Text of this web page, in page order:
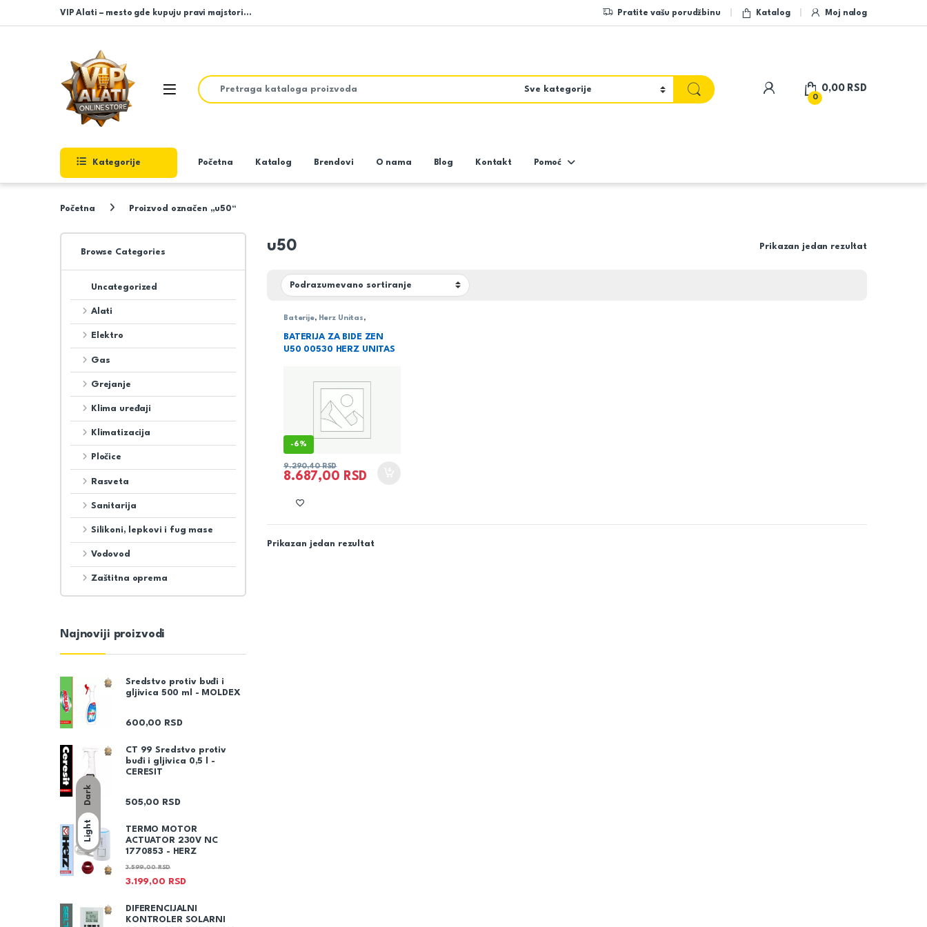
Dark
Light
Skip to navigation
Skip to content
VIP Alati – mesto gde kupuju pravi majstori… Pratite vašu porudžbinu Katalog Moj nalog
Open
Search for:
My Account
0
0,00 RSD
Kategorije Početna Katalog Brendovi O nama Blog Kontakt Pomoć
Početna Proizvod označen „u50“
u50 Prikazan jedan rezultat
Baterije, Herz Unitas,
BATERIJA ZA BIDE ZEN
U50 00530 HERZ UNITAS
-6%
8.687,00 RSD
9.290,40RSD
Prikazan jedan rezultat
Browse Categories
Uncategorized
Alati
Elektro
Gas
Grejanje
Klima uređaji
Klimatizacija
Pločice
Rasveta
Sanitarija
Silikoni, lepkovi i fug mase
Vodovod
Zaštitna oprema
Najnoviji proizvodi
Sredstvo protiv buđi i
gljivica 500 ml - MOLDEX
600,00 RSD
CT 99 Sredstvo protiv
buđi i gljivica 0,5 l -
CERESIT
505,00 RSD
TERMO MOTOR
ACTUATOR 230V NC
1770853 - HERZ
3.199,00 RSD
3.599,00RSD
DIFERENCIJALNI
KONTROLER SOLARNI